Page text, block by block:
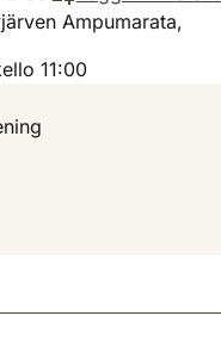
Ampumarata,
11:00